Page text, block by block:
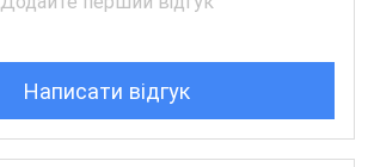
Написати відгук